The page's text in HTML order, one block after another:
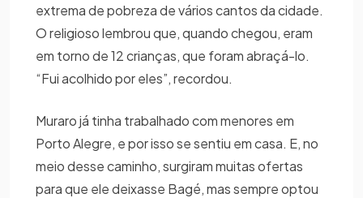
extrema de pobreza de vários cantos da cidade.
O religioso lembrou que, quando chegou, eram
em torno de 12 crianças, que foram abraçá-lo.
“Fui acolhido por eles”, recordou.
Muraro já tinha trabalhado com menores em
Porto Alegre, e por isso se sentiu em casa. E, no
meio desse caminho, surgiram muitas ofertas
para que ele deixasse Bagé, mas sempre optou